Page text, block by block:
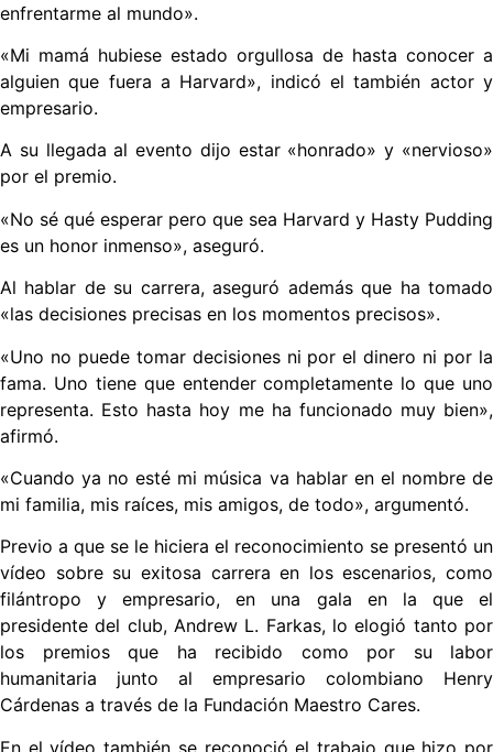
enfrentarme al mundo».
«Mi mamá hubiese estado orgullosa de hasta conocer a
alguien que fuera a Harvard», indicó el también actor y
empresario.
A su llegada al evento dijo estar «honrado» y «nervioso»
por el premio.
«No sé qué esperar pero que sea Harvard y Hasty Pudding
es un honor inmenso», aseguró.
Al hablar de su carrera, aseguró además que ha tomado
«las decisiones precisas en los momentos precisos».
«Uno no puede tomar decisiones ni por el dinero ni por la
fama. Uno tiene que entender completamente lo que uno
representa. Esto hasta hoy me ha funcionado muy bien»,
afirmó.
«Cuando ya no esté mi música va hablar en el nombre de
mi familia, mis raíces, mis amigos, de todo», argumentó.
Previo a que se le hiciera el reconocimiento se presentó un
vídeo sobre su exitosa carrera en los escenarios, como
filántropo y empresario, en una gala en la que el
presidente del club, Andrew L. Farkas, lo elogió tanto por
los premios que ha recibido como por su labor
humanitaria junto al empresario colombiano Henry
Cárdenas a través de la Fundación Maestro Cares.
En el vídeo también se reconoció el trabajo que hizo por